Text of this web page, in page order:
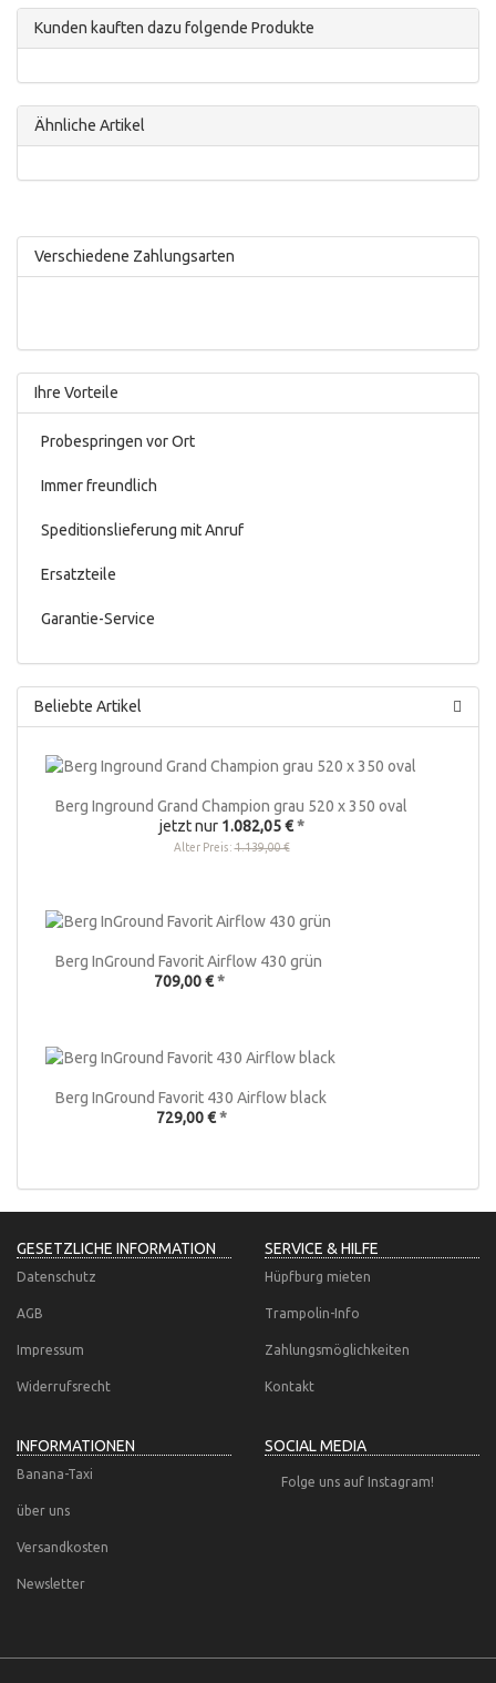
Kunden kauften dazu folgende Produkte
Ähnliche Artikel
Verschiedene Zahlungsarten
Ihre Vorteile
Probespringen vor Ort
Immer freundlich
Speditionslieferung mit Anruf
Ersatzteile
Garantie-Service
Beliebte Artikel
Berg Inground Grand Champion grau 520 x 350 oval
jetzt nur 1.082,05 € *
Alter Preis:1.139,00 €
Berg InGround Favorit Airflow 430 grün
709,00 € *
Berg InGround Favorit 430 Airflow black
729,00 € *
GESETZLICHE INFORMATION
Datenschutz
AGB
Impressum
Widerrufsrecht
SERVICE & HILFE
Hüpfburg mieten
Trampolin-Info
Zahlungsmöglichkeiten
Kontakt
INFORMATIONEN
Banana-Taxi
über uns
Versandkosten
Newsletter
SOCIAL MEDIA
Folge uns auf Instagram!